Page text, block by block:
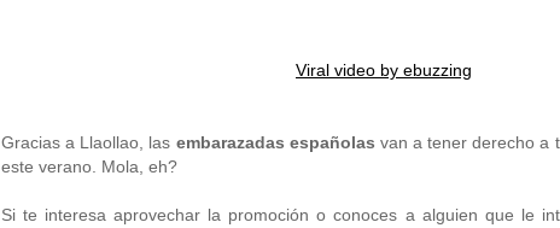
Viral video by ebuzzing
Gracias a Llaollao, las embarazadas españolas van a tener derecho a
este verano. Mola, eh?
Si te interesa aprovechar la promoción o conoces a alguien que le